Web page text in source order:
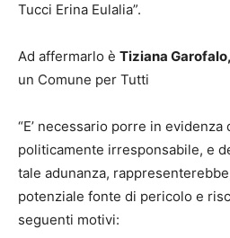
Tucci Erina Eulalia”.
Ad affermarlo è Tiziana Garofalo,
un Comune per Tutti
“E’ necessario porre in
politicamente irresponsabile, e
tale adunanza,
potenziale fonte di pericolo e
seguenti motivi: